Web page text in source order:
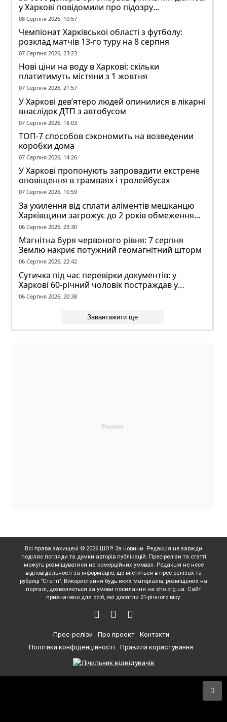
у Харкові повідомили про підозру
ексзавідувачу психлікарні
08 Серпня 2026, 10:57
Чемпіонат Харківської області з футболу:
розклад матчів 13-го туру на 8 серпня
07 Серпня 2026, 23:23
Нові ціни на воду в Харкові: скільки
платитимуть містяни з 1 жовтня
07 Серпня 2026, 21:57
У Харкові дев’ятеро людей опинилися в лікарні
внаслідок ДТП з автобусом
07 Серпня 2026, 18:03
ТОП-7 способов сэкономить на возведении
коробки дома
07 Серпня 2026, 14:26
У Харкові пропонують запровадити екстрене
оповіщення в трамваях і тролейбусах
07 Серпня 2026, 10:59
За ухилення від сплати аліментів мешканцю
Харківщини загрожує до 2 років обмеження
волі
06 Серпня 2026, 23:30
Магнітна буря червоного рівня: 7 серпня
Землю накриє потужний геомагнітний шторм
06 Серпня 2026, 22:42
Сутичка під час перевірки документів: у
Харкові 60-річний чоловік постраждав у
конфлікті з ТЦК
06 Серпня 2026, 20:38
Завантажити ще
Всі права захищені © 2026 ШО?! За новини. Редакція не завжди
поділяє погляди та думки авторів публікацій. Прес-релізи та статті
можуть розміщуватися на комерційних умовах. Редакція не несе
відповідальності за інформацію, що міститься в прес-релізах та
рубриці "Статті". Використання будь-яких матеріалів, розміщених на
порталі, дозволяється за умови посилання на sho.org.ua. Сайт
призначено для осіб, які досягли 21-річного віку.
Прес-релізи Про проект
Контакти
Політика конфіденційності
Правила користування